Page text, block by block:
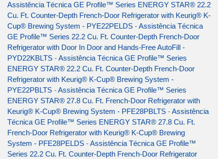
Assistência Técnica GE Profile™ Series ENERGY STAR® 22.2
Cu. Ft. Counter-Depth French-Door Refrigerator with Keurig® K-
Cup® Brewing System - PYE22PELDS -Assistência Técnica
GE Profile™ Series 22.2 Cu. Ft. Counter-Depth French-Door
Refrigerator with Door In Door and Hands-Free AutoFill -
PYD22KBLTS -Assistência Técnica GE Profile™ Series
ENERGY STAR® 22.2 Cu. Ft. Counter-Depth French-Door
Refrigerator with Keurig® K-Cup® Brewing System -
PYE22PBLTS -Assistência Técnica GE Profile™ Series
ENERGY STAR® 27.8 Cu. Ft. French-Door Refrigerator with
Keurig® K-Cup® Brewing System - PFE28PBLTS -Assistência
Técnica GE Profile™ Series ENERGY STAR® 27.8 Cu. Ft.
French-Door Refrigerator with Keurig® K-Cup® Brewing
System - PFE28PELDS -Assistência Técnica GE Profile™
Series 22.2 Cu. Ft. Counter-Depth French-Door Refrigerator